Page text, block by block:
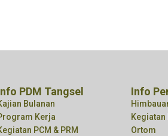
PDM Tangsel
Bulanan
Kerja
PCM & PRM
Info
Kegiatan
Ortom